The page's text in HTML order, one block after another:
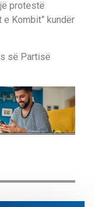
protestë
e Kombit” kundër
së Partisë